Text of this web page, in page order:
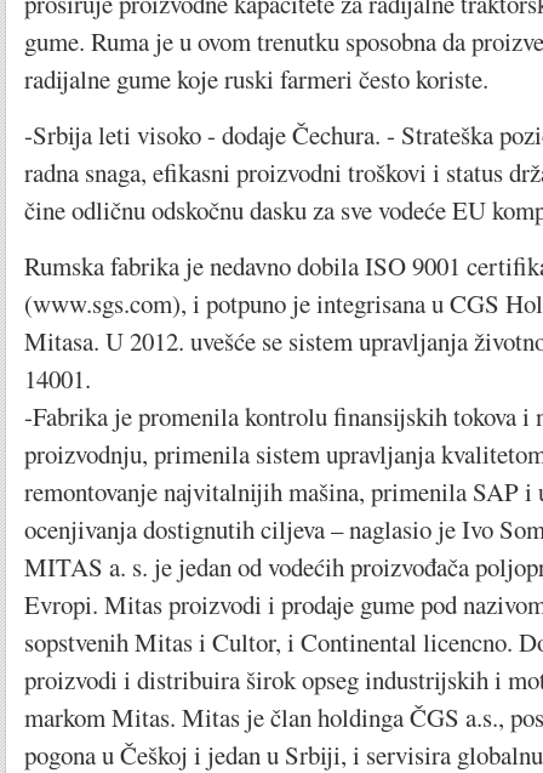
gume. Ruma je u ovom trenutku sposobna da
radijalne gume koje ruski farmeri često koriste.
-Srbija leti visoko - dodaje Čechura. - Strateška
radna snaga, efikasni proizvodni troškovi i status
čine odličnu odskočnu dasku za sve vodeće EU
Rumska fabrika je nedavno dobila ISO 9001
(www.sgs.com), i potpuno je integrisana u CGS
Mitasa. U 2012. uvešće se sistem upravljanja
14001.
-Fabrika je promenila kontrolu finansijskih tokova i
proizvodnju, primenila sistem upravljanja
remontovanje najvitalnijih mašina, primenila SAP i
ocenjivanja dostignutih ciljeva – naglasio je Ivo
MITAS a. s. je jedan od vodećih proizvođača
Evropi. Mitas proizvodi i prodaje gume pod
sopstvenih Mitas i Cultor, i Continental licencno.
proizvodi i distribuira širok opseg industrijskih i
markom Mitas. Mitas je član holdinga ČGS a.s.,
pogona u Češkoj i jedan u Srbiji, i servisira